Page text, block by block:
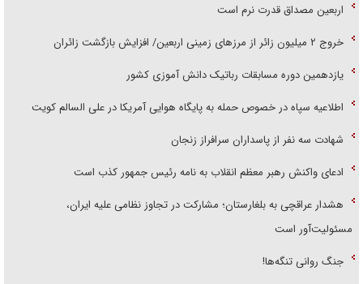
اربعین مصداق قدرت نرم است
‌خروج ۲ میلیون زائر از مرز‌های زمینی اربعین/ افزایش بازگشت زائران
یازدهمین دوره مسابقات رباتیک دانش آموزی کشور
اطلاعیه سپاه در خصوص حمله به پایگاه هوایی آمریکا در علی السالم کویت
شهادت سه نفر از پاسداران سرافراز زنجان
ادعای واکنش رهبر معظم انقلاب به نامه رئیس جمهور کذب است
هشدار عراقچی به بلغارستان؛ مشارکت در تجاوز نظامی علیه ایران،
مسئولیت‌آور است
جنگ روانی تنگه‌ها!